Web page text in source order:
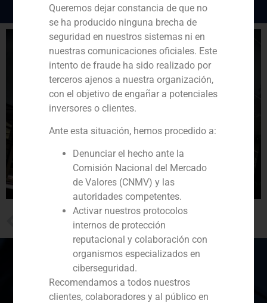
GBS Finance asesora a la empresa portuguesa Sulpasteis
España Portugal Colombia
Queremos dejar constancia de que no
se ha producido ninguna brecha de
seguridad en nuestros sistemas ni en
nuestras comunicaciones oficiales. Este
intento de fraude ha sido realizado por
terceros ajenos a nuestra organización,
con el objetivo de engañar a potenciales
inversores o clientes.
Ante esta situación, hemos procedido a:
Denunciar el hecho ante la
Comisión Nacional del Mercado
de Valores (CNMV) y las
autoridades competentes.
Activar nuestros protocolos
internos de protección
reputacional y colaboración con
organismos especializados en
ciberseguridad.
Recomendamos a todos nuestros
clientes, colaboradores y al público en